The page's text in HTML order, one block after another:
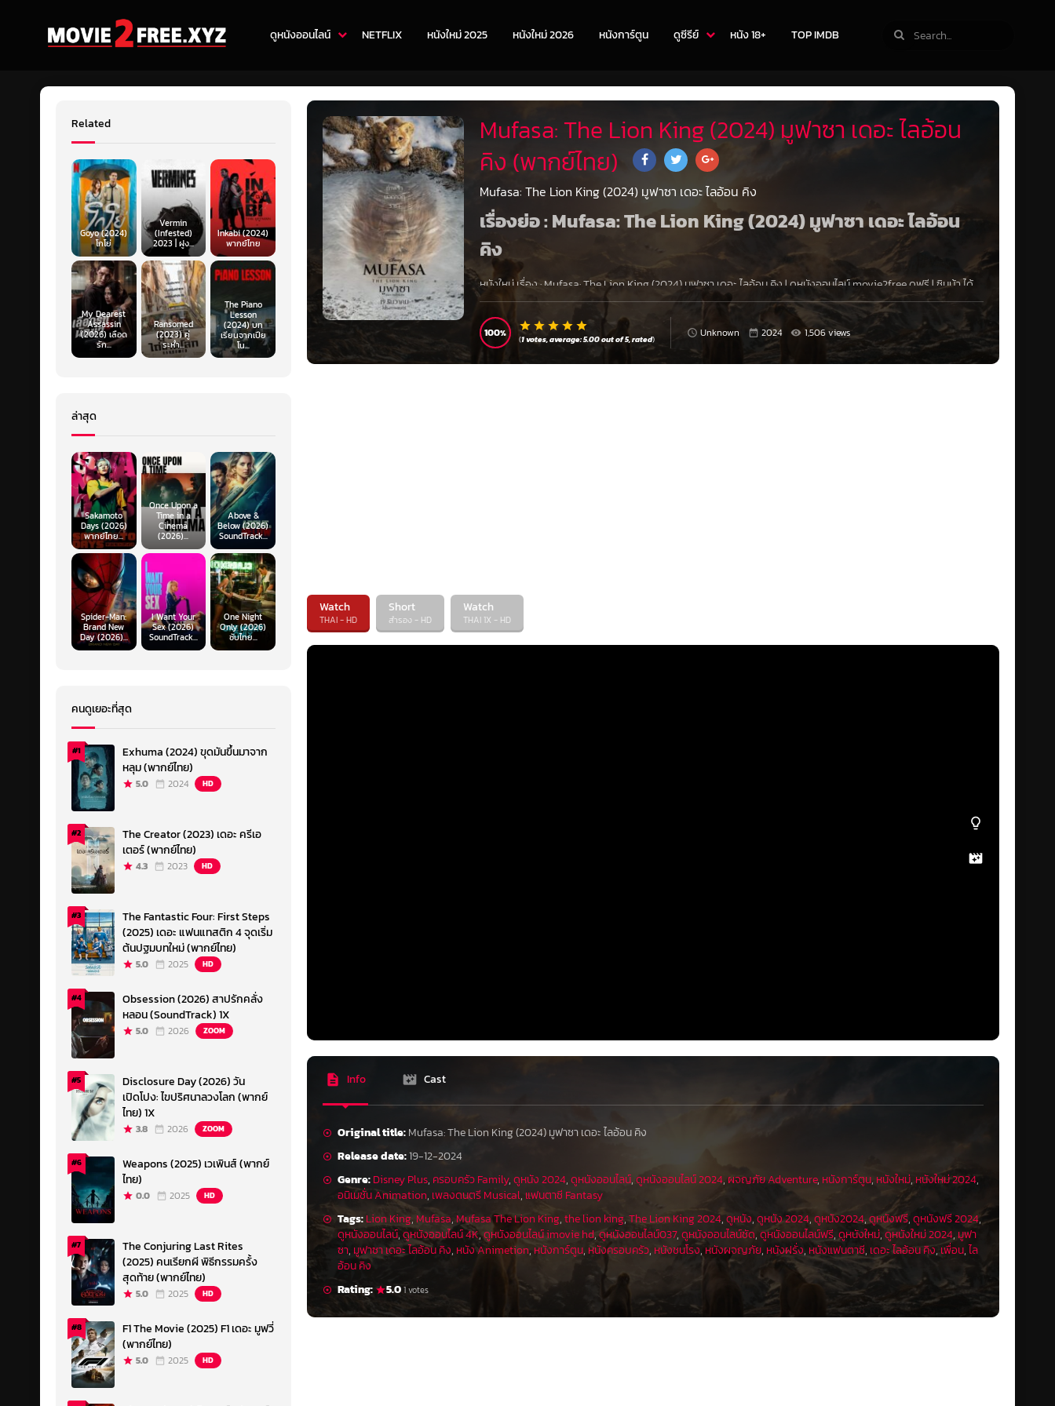
ดูหนังออนไลน์ NETFLIX หนังใหม่ 2025 หนังใหม่ 2026 หนังการ์ตูน ดูซีรีย์ หนัง 18+ TOP IMDB
Mufasa: The Lion King (2024) มูฟาซา เดอะ ไลอ้อน
คิง (พากย์ไทย)
Mufasa: The Lion King (2024) มูฟาซา เดอะ ไลอ้อน คิง
เรื่องย่อ : Mufasa: The Lion King (2024) มูฟาซา เดอะ ไลอ้อน
คิง
หนังใหม่ เรื่อง:Mufasa: The Lion King (2024) มูฟาซา เดอะ ไลอ้อน คิง|ดูหนังออนไลน์ movie2freeดูฟรี |ซิมบ้า ได้
กลายมาเป็นราชาแห่ง Pride Lands ได้ตั้งเป้าให้ลูกของเขาเดินตามรอยเท้าของเขา ในขณะที่อดีตของ มูฟาซ่า พ่อผู้จาก
ไปของเขาก็ถูกเปิดเผยออกมา
Mufasa: The Lion King ตำนานที่ไม่เคยเล่า จากเด็ก
Mufasa: The Lion King หนังภาคต้น ก่อนเนื้อเรื่องหลักของ The Lion King (Live-Action) ที่ฉายไปในปี 2019 โดย
โดยหนังจะไปเจาะลึกความสัมพันธ์ของมูฟาซาที่เป็นลูกสิงโตกำพร้า หลงทาง และโดดเดี่ยว จนกระทั่งเขาได้พบกับสิงโต
100 (1votes, average:5.00out of 5,rated) Unknown 2024 1,506 views
Watch
THAI - HD
Short
สำรอง - HD
Watch
THAI 1X - HD
Info Cast
Original title:Mufasa: The Lion King (2024) มูฟาซา เดอะ ไลอ้อน คิง
Release date:19-12-2024
Genre:Disney Plus, ครอบครัว Family,ดูหนัง 2024,ดูหนังออนไลน์,ดูหนังออนไลน์ 2024, ผจญภัย Adventure, หนังการ์ตูน, หนังใหม่, หนังใหม่ 2024,
อนิเมชั่น Animation, เพลงดนตรี Musical, แฟนตาซี Fantasy
Tags:Lion King, Mufasa, Mufasa The Lion King,the lion king,The Lion King 2024,ดูหนัง,ดูหนัง 2024,ดูหนัง2024,ดูหนังฟรี,ดูหนังฟรี 2024,
ดูหนังออนไลน์,ดูหนังออนไลน์ 4K,ดูหนังออนไลน์ imovie hd,ดูหนังออนไลน์037,ดูหนังออนไลน์ชัด,ดูหนังออนไลน์ฟรี,ดูหนังใหม่,ดูหนังใหม่ 2024,มูฟา
ซา, มูฟาซา เดอะ ไลอ้อน คิง, หนัง Animetion,หนังการ์ตูน, หนังครอบครัว, หนังชนโรง, หนังผจญภัย, หนังฝรั่ง, หนังแฟนตาซี, เดอะ ไลอ้อน คิง, เพื่อน,ไล
อ้อน คิง
Rating:
5.01 votes
Related
Goyo (2024)
โกโย่
Vermin
(Infested)
2023 | ฝูง...
Inkabi (2024)
พากย์ไทย
My Dearest
Assassin
(2026) เลือด
รัก...
Ransomed
(2023) คู่
ระห่ำ...
The Piano
Lesson
(2024) บท
เรียนจากเปีย
โน...
ล่าสุด
Sakamoto
Days (2026)
พากย์ไทย...
Once Upon a
Time in a
Cinema
(2026)...
Above &
Below (2026)
SoundTrack...
Spider-Man:
Brand New
Day (2026)...
I Want Your
Sex (2026)
SoundTrack...
One Night
Only (2026)
ซับไทย...
คนดูเยอะที่สุด
#1
Exhuma (2024) ขุดมันขึ้นมาจาก
หลุม (พากย์ไทย)
5.0 2024 HD
#2
The Creator (2023) เดอะ ครีเอ
เตอร์ (พากย์ไทย)
4.3 2023 HD
#3
The Fantastic Four: First Steps
(2025) เดอะ แฟนแทสติก 4 จุดเริ่ม
ต้นปฐมบทใหม่ (พากย์ไทย)
5.0 2025 HD
#4
Obsession (2026) สาปรักคลั่ง
หลอน (SoundTrack) 1X
5.0 2026 ZOOM
#5
Disclosure Day (2026) วัน
เปิดโปง: ไขปริศนาลวงโลก (พากย์
ไทย) 1X
3.8 2026 ZOOM
#6
Weapons (2025) เวเพินส์ (พากย์
ไทย)
0.0 2025 HD
#7
The Conjuring Last Rites
(2025) คนเรียกผี พิธีกรรมครั้ง
สุดท้าย (พากย์ไทย)
5.0 2025 HD
#8
F1 The Movie (2025) F1 เดอะ มูฟวี่
(พากย์ไทย)
5.0 2025 HD